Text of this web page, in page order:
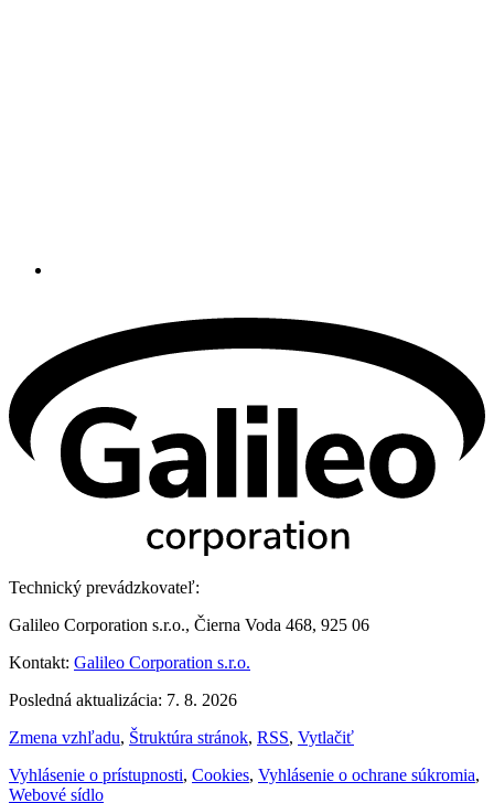
Technický prevádzkovateľ:
Galileo Corporation s.r.o., Čierna Voda 468, 925 06
Kontakt: Galileo Corporation s.r.o.
Posledná aktualizácia: 7. 8. 2026
Zmena vzhľadu, Štruktúra stránok, RSS, Vytlačiť
Vyhlásenie o prístupnosti, Cookies, Vyhlásenie o ochrane súkromia,
Webové sídlo